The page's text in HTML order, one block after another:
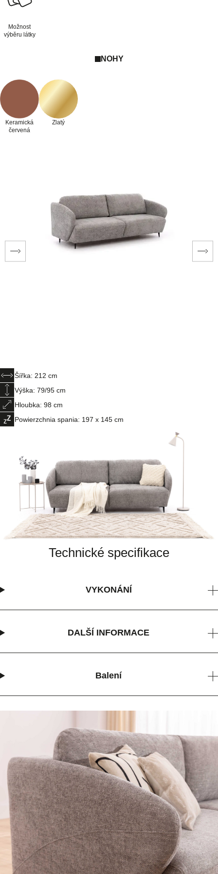
Možnost
výběru látky
NOHY
Keramická
červená
Zlatý
Šířka: 212 cm
Výška: 79/95 cm
Hloubka: 98 cm
Powierzchnia spania: 197 x 145 cm
Technické specifikace
VYKONÁNÍ
DALŠÍ INFORMACE
Balení